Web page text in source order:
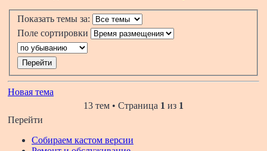
Показать темы за:
Поле сортировки
Новая тема
13 тем • Страница 1 из 1
Перейти
Собираем кастом версии